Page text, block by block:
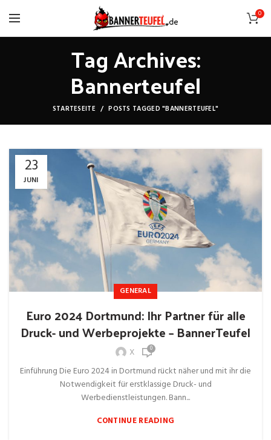
0
Tag Archives:
Bannerteufel
STARTESEITE POSTS TAGGED "BANNERTEUFEL"
23
JUNI
GENERAL
Euro 2024 Dortmund: Ihr Partner für alle
Druck- und Werbeprojekte – BannerTeufel
X 0
Einführung Die Euro 2024 in Dortmund rückt näher und mit ihr die
Notwendigkeit für erstklassige Druck- und
Werbedienstleistungen. Bann...
CONTINUE READING